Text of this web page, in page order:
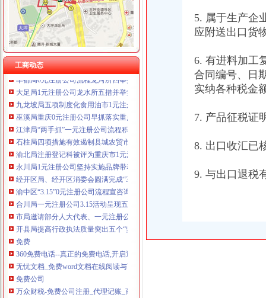
工商动态
开县局监管与服务并重加“三节”0元注册公司流程市场监管
荣昌局重庆免费注册公司开展户外广告整见成效
渝中局一元注册公司流程积配合区开展火车站周边拆违工作
2008年保护注册商标专用权宣周活动圆满结束
市局被邀参与“光重庆”免费注册公司节目访谈
丰都局0元注册公司流程龙河所四举措全面清理整非煤矿山
大足局1元注册公司龙水所五措并举集中整无照经营
九龙坡局五项制度化食用油市1元注册公司场监管
巫溪局重庆0元注册公司早抓落实重点工作目标初见成效
江津局“两手抓”一元注册公司流程积构建食品安全监管长效机制
石柱局四项措施有效遏制县城农贸市0元注册公司场牛肉注水行为
渝北局注册登记科被评为重庆市1元注册公司2008年度"巾帼文明岗"荣誉称号
永川局1元注册公司坚持实施品牌带动战略推进新型工业化进程
经开区局、经开区消委会圆满完成“3.15”重庆免费注册公司活动
渝中区“3.15”0元注册公司流程宣咨询活动圆满结束
合川局一元注册公司3.15活动呈现五大亮点
市局邀请部分人大代表、一元注册公司政协委员督促指导12315维权工作
开县局提高行政执法质量突出五个“坚决落实”重庆一元注册公司
免费
360免费电话--真正的免费电话,开启通话免费时代
无忧文档_免费word文档在线阅读与下载中心
免费公司
万众财税-免费公司注册_代理记账_商标注册_企业成长伙伴
【公司注册免费公司注册】价格_厂家_图片-Hc360慧聪网
5. 属于生产企
应附送出口货
6. 有进料加工
合同编号、日
实纳各种税金
7. 产品征税证
8. 出口收汇已
9. 与出口退税